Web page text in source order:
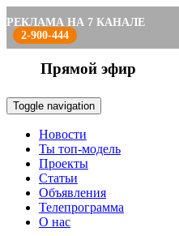
РЕКЛАМА НА 7 КАНАЛЕ
2-900-444
Прямой эфир
Toggle navigation
Новости
Ты топ-модель
Проекты
Статьи
Объявления
Телепрограмма
О нас